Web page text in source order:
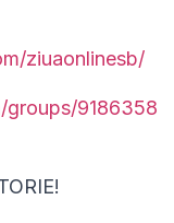
ziuaonlinesb/
9186358